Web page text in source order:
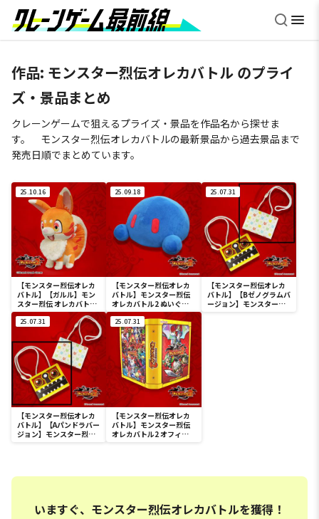
作品: モンスター烈伝オレカバトル のプライ
ズ・景品まとめ
クレーンゲームで狙えるプライズ・景品を作品名から探せま
す。 モンスター烈伝オレカバトルの最新景品から過去景品まで
発売日順でまとめています。
25.10.16
【モンスター烈伝オレカ
バトル】【ガルル】モン
スター烈伝 オレカバトル
2 ぬいぐるみシリーズ ガ
ルル
25.09.18
【モンスター烈伝オレカ
バトル】モンスター烈伝
オレカバトル2 ぬいぐる
みシリーズ スライム
25.07.31
【モンスター烈伝オレカ
バトル】【Bゼノグラムバ
ージョン】モンスター烈
25.07.31
【モンスター烈伝オレカ
バトル】【Aパンドラバー
ジョン】モンスター烈伝
25.07.31
【モンスター烈伝オレカ
バトル】モンスター烈伝
オレカバトル2 オフィシ
いますぐ、モンスター烈伝オレカバトルを獲得！